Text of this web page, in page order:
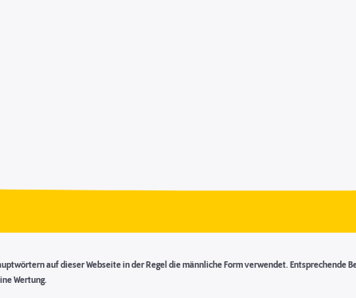
auf dieser Webseite in der Regel die männliche Form verwendet. Entsprechende
Wertung.